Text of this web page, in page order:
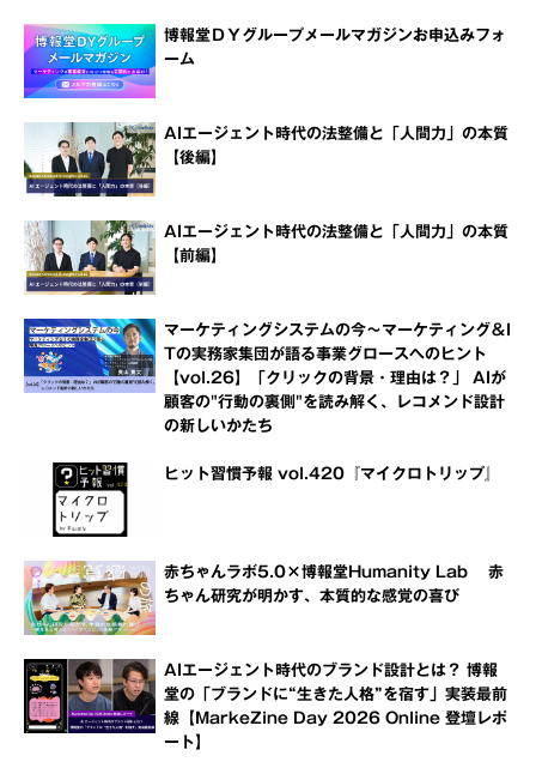
博報堂ＤＹグループメールマガジンお申込みフォ
ーム
AIエージェント時代の法整備と「人間力」の本質
【後編】
AIエージェント時代の法整備と「人間力」の本質
【前編】
マーケティングシステムの今～マーケティング＆I
Tの実務家集団が語る事業グロースへのヒント
【vol.26】「クリックの背景・理由は？」 AIが
顧客の"行動の裏側"を読み解く、レコメンド設計
の新しいかたち
ヒット習慣予報 vol.420『マイクロトリップ』
赤ちゃんラボ5.0×博報堂Humanity Lab 赤
ちゃん研究が明かす、本質的な感覚の喜び
AIエージェント時代のブランド設計とは？ 博報
堂の「ブランドに“生きた人格”を宿す」実装最前
線【MarkeZine Day 2026 Online 登壇レポ
ート】